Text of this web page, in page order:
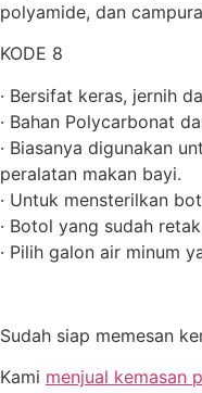
polyamide, dan
KODE 8
· Bersifat keras, jernih
· Bahan Polycarbonat
· Biasanya digunakan
peralatan makan bayi.
· Untuk mensterilkan
· Botol yang sudah
· Pilih galon air minum
Sudah siap memesan
Kami menjual kemasan